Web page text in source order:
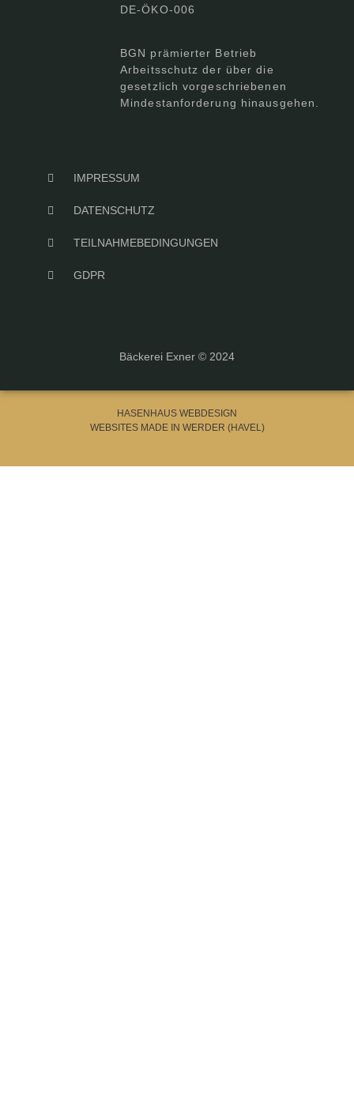
DE-ÖKO-006
BGN prämierter Betrieb
Arbeitsschutz der über die
gesetzlich vorgeschriebenen
Mindestanforderung hinausgehen.
IMPRESSUM
DATENSCHUTZ
TEILNAHMEBEDINGUNGEN
GDPR
Bäckerei Exner © 2024
HASENHAUS WEBDESIGN
WEBSITES MADE IN WERDER (HAVEL)